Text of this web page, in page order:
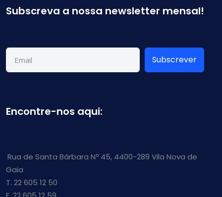
Subscreva a nossa newsletter mensal!
Subscrever
Encontre-nos aqui:
Rua de Santa Bárbara Nº 45, 4400-289 Vila Nova de
Gaia
T. 22 605 12 50